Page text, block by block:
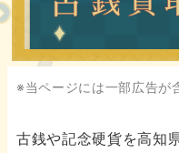
※当ページには一部広告が
古銭や記念硬貨を高知